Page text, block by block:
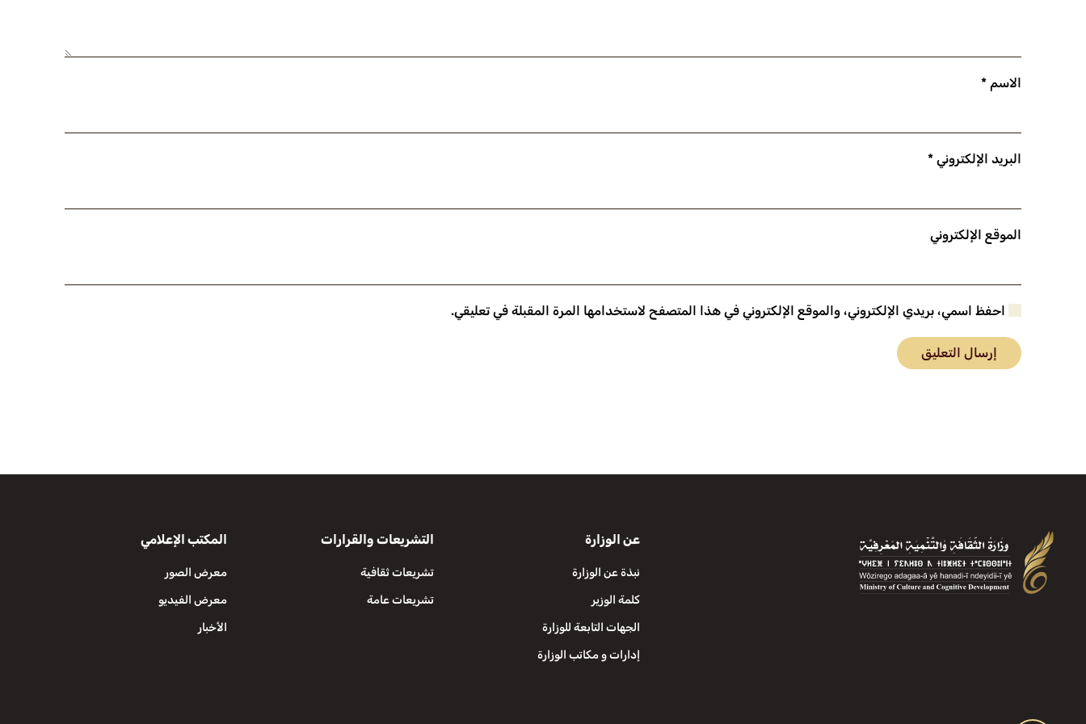
الاسم *
البريد الإلكتروني *
الموقع الإلكتروني
احفظ اسمي، بريدي الإلكتروني، والموقع الإلكتروني في هذا المتصفح لاستخدامها المرة المقبلة في تعليقي.
إرسال التعليق
عن الوزارة
نبذة عن الوزارة
كلمة الوزير
الجهات التابعة للوزارة
إدارات و مكاتب الوزارة
التشريعات والقرارات
تشريعات ثقافية
تشريعات عامة
المكتب الإعلامي
معرض الصور
معرض الفيديو
الأخبار